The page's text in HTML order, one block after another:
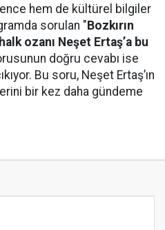
hem de kültürel bilgiler
sorulan "Bozkırın
ozanı Neşet Ertaş’a bu
doğru cevabı ise
Bu soru, Neşet Ertaş’ın
bir kez daha gündeme